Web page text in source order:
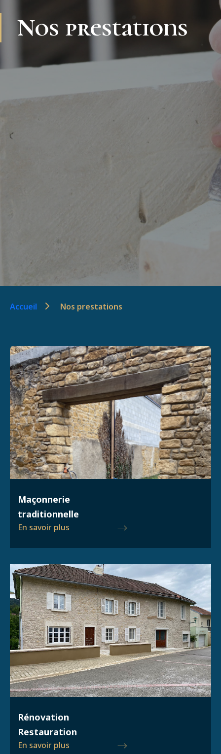
Nos prestations
Accueil Nos prestations
Maçonnerie
traditionnelle
En savoir plus
Rénovation
Restauration
En savoir plus